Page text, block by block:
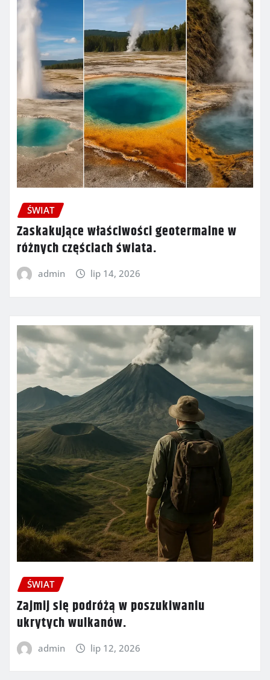
ŚWIAT
Zaskakujące właściwości geotermalne w
różnych częściach świata.
admin lip 14, 2026
ŚWIAT
Zajmij się podróżą w poszukiwaniu
ukrytych wulkanów.
admin lip 12, 2026